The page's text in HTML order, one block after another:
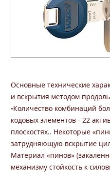
Основные технические
и вскрытия методом
◦Количество комбинаций
кодовых элементов - 22
плоскостях.. Некоторые
затрудняющую вскрытие
Материал «пинов»
механизму стойкость к